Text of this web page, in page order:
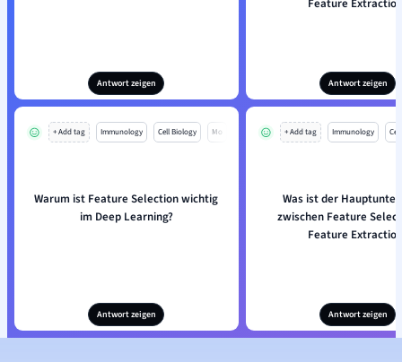
Antwort zeigen
Feature
Antwort zeigen
+ Add tag Immunology Cell Biology Mo
Warum ist Feature Selection wichtig
im Deep Learning?
Antwort zeigen
+ Add tag Immunology
Was ist der
zwischen Feature
Feature
Antwort zeigen